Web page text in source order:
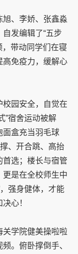
、李娇、张鑫淼
发编辑了“五步
，带动同学们在寝
高免疫力，缓解心
园安全，自觉在
”宿舍运动被解
面盒充当羽毛球
、开合跳、高抬
首选；楼长与宿管
更是在全校师生中
强身健体，才能
心！
关学院健美操啦啦
。俯卧撑倒手、